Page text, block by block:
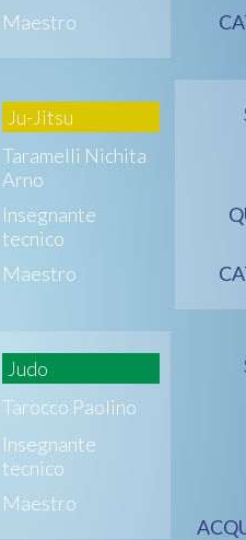
Maestro
Ju-Jitsu
Taramelli Nichita
Arno
Insegnante
tecnico
Maestro
Judo
Tarocco Paolino
Insegnante
tecnico
Maestro